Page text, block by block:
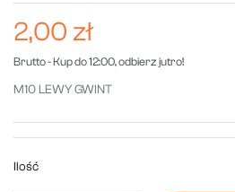
2,00 zł
Brutto- Kup do 12:00, odbierz jutro!
M10 LEWY GWINT
Ilość